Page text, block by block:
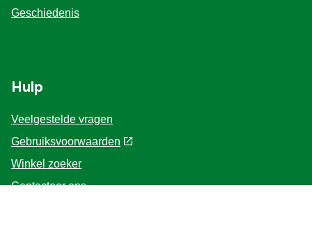
Geschiedenis
Hulp
Veelgestelde vragen
Gebruiksvoorwaarden
Winkel zoeker
Contacteer ons